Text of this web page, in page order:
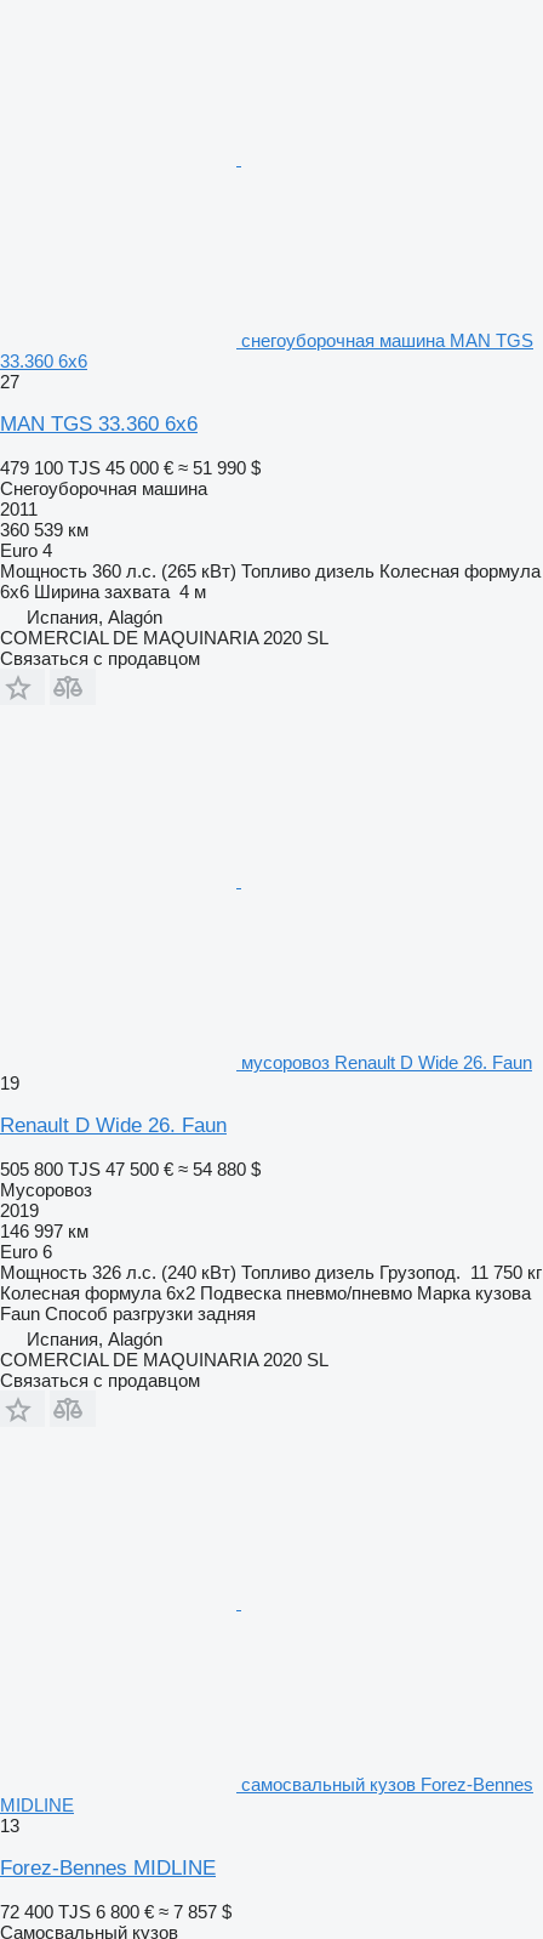
снегоуборочная машина MAN TGS
33.360 6x6
27
MAN TGS 33.360 6x6
479 100 TJS 45 000 € ≈ 51 990 $
Снегоуборочная машина
2011
360 539 км
Euro 4
Мощность 360 л.с. (265 кВт) Топливо дизель Колесная формула
6x6 Ширина захвата 4 м
Испания, Alagón
COMERCIAL DE MAQUINARIA 2020 SL
Связаться с продавцом
мусоровоз Renault D Wide 26. Faun
19
Renault D Wide 26. Faun
505 800 TJS 47 500 € ≈ 54 880 $
Мусоровоз
2019
146 997 км
Euro 6
Мощность 326 л.с. (240 кВт) Топливо дизель Грузопод. 11 750 кг
Колесная формула 6x2 Подвеска пневмо/пневмо Марка кузова
Faun Способ разгрузки задняя
Испания, Alagón
COMERCIAL DE MAQUINARIA 2020 SL
Связаться с продавцом
самосвальный кузов Forez-Bennes
MIDLINE
13
Forez-Bennes MIDLINE
72 400 TJS 6 800 € ≈ 7 857 $
Самосвальный кузов